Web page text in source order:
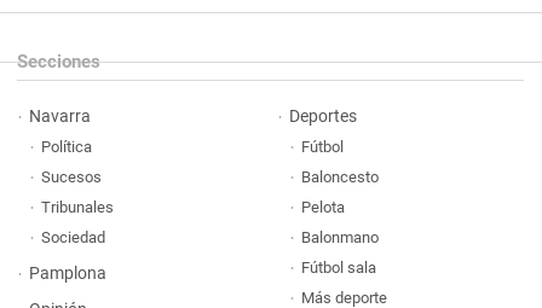
Secciones
Navarra
Política
Sucesos
Tribunales
Sociedad
Pamplona
Deportes
Fútbol
Baloncesto
Pelota
Balonmano
Fútbol sala
Más deporte